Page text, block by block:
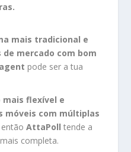
mais tradicional e
mercado com bom
pode ser a tua
mais flexível e
móveis com múltiplas
entãoAttaPoll tende a
completa.